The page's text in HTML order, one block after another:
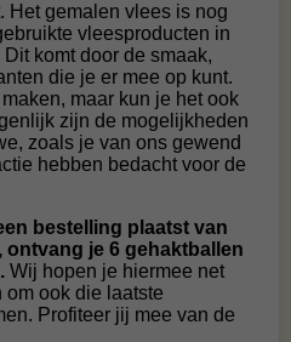
Het gemalen vlees is nog
vleesproducten in
komt door de smaak,
die je er mee op kunt.
maar kun je het ook
zijn de mogelijkheden
zoals je van ons gewend
hebben bedacht voor de
bestelling plaatst van
ontvang je 6 gehaktballen
Wij hopen je hiermee net
om ook die laatste
Profiteer jij mee van de